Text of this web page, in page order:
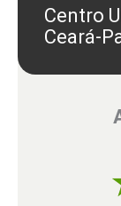
Centro
Ceará-